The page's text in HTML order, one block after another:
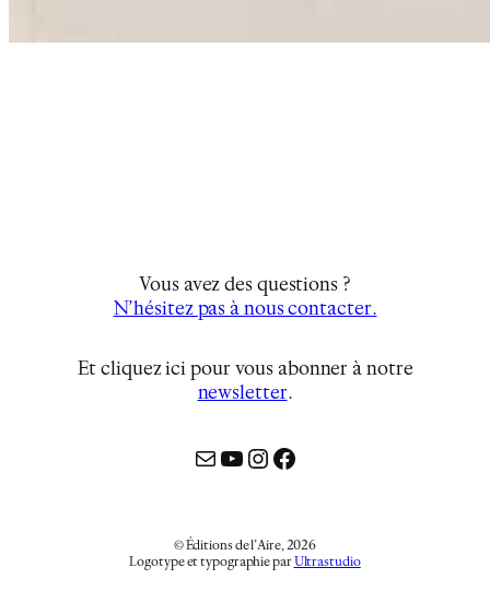
Vous avez des questions ?
N’hésitez pas à nous contacter.
Et cliquez ici pour vous abonner à notre
newsletter…
MailYouTube
Instagram
Facebook
© Éditions de l’Aire, 2026
Logotype et typographie par Ultrastudio